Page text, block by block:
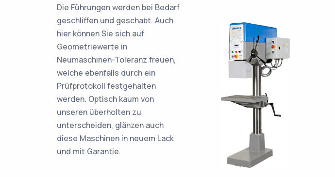
Die Führungen werden bei Bedarf
geschliffen und geschabt. Auch
hier können Sie sich auf
Geometriewerte in
Neumaschinen-Toleranz freuen,
welche ebenfalls durch ein
Prüfprotokoll festgehalten
werden. Optisch kaum von
unseren überholten zu
unterscheiden, glänzen auch
diese Maschinen in neuem Lack
und mit Garantie.